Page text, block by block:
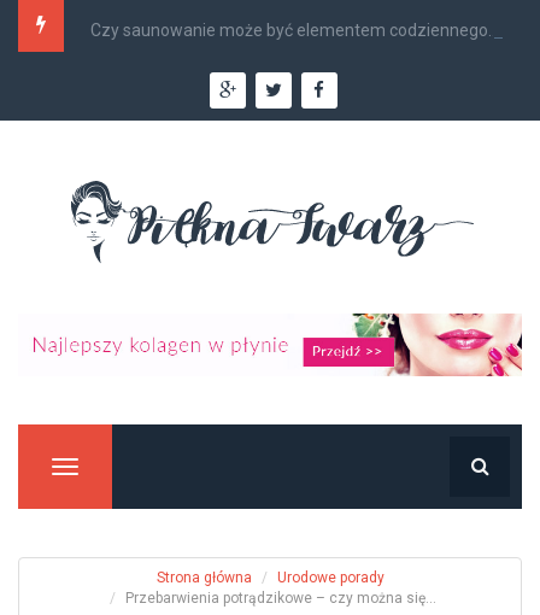
Czy saunowanie może być elementem codziennego...
Manu
Strona główna
Urodowe porady
Przebarwienia potrądzikowe – czy można się...